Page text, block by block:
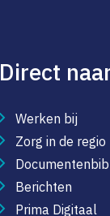
Direct
Werken bij
Zorg in de regio
Berichten
Prima Digitaal